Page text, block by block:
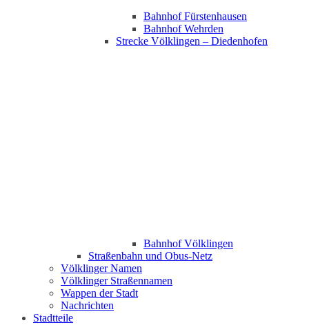
Bahnhof Fürstenhausen
Bahnhof Wehrden
Strecke Völklingen – Diedenhofen
Bahnhof Völklingen
Straßenbahn und Obus-Netz
Völklinger Namen
Völklinger Straßennamen
Wappen der Stadt
Nachrichten
Stadtteile